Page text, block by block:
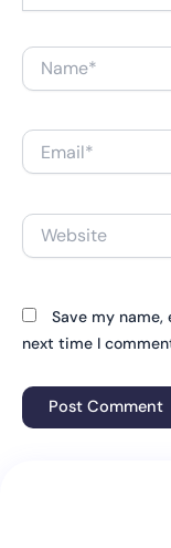
Name*
Email*
Website
Save my
next time I